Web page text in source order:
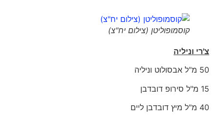
קוסמופוליטן (צילום יח"צ)
צ'רי וניליה
50 מ"ל אבסולוט וניליה
15 מ"ל סירופ דובדבן
40 מ"ל מיץ דובדבן ליים